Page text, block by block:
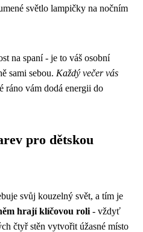
světlo lampičky na nočním
na spaní - je to váš osobní
sami sebou. Každý večer vás
ráno vám dodá energii do
pro dětskou
svůj kouzelný svět, a tím je
hrají klíčovou roli - vždyť
čtyř stěn vytvořit úžasné místo